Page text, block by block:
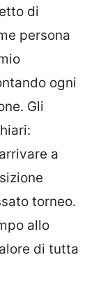
di
persona
ogni
Gli
a
torneo.
allo
di tutta